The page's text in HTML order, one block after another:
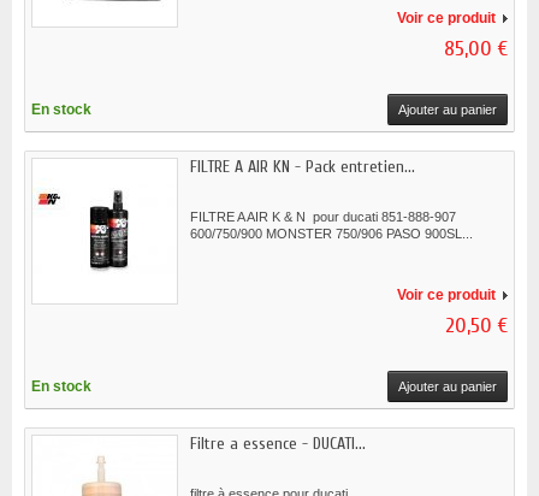
Voir ce produit
85,00 €
En stock Ajouter au panier
FILTRE A AIR KN - Pack entretien...
FILTRE A AIR K & N pour ducati 851-888-907
600/750/900 MONSTER 750/906 PASO 900SL...
Voir ce produit
20,50 €
En stock Ajouter au panier
Filtre a essence - DUCATI...